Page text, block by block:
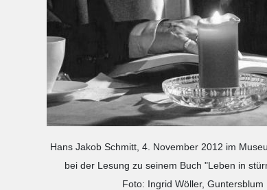
Hans Jakob Schmitt, 4. November 2012 im
bei der Lesung zu seinem Buch "Leben in
Foto: Ingrid Wöller, Guntersblum